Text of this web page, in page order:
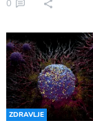
0
ZDRAVLJE